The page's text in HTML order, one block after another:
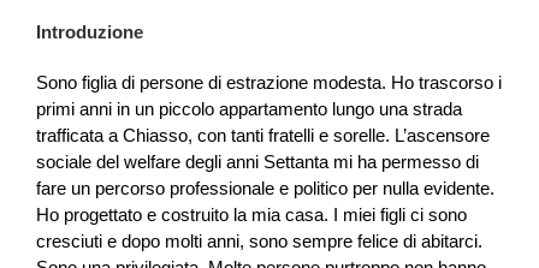
Introduzione
Sono figlia di persone di estrazione modesta. Ho trascorso i
primi anni in un piccolo appartamento lungo una strada
trafficata a Chiasso, con tanti fratelli e sorelle. L’ascensore
sociale del welfare degli anni Settanta mi ha permesso di
fare un percorso professionale e politico per nulla evidente.
Ho progettato e costruito la mia casa. I miei figli ci sono
cresciuti e dopo molti anni, sono sempre felice di abitarci.